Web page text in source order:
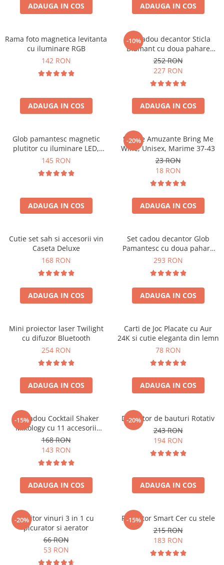
Cadouri Fete
Cadouri Haioase
Cadouri de Casa Noua
Cadouri Majorat
Cadouri pentru Bunici
Cadouri pentru Prieteni
Cel ce are tot
Cadouri Nunta si Cununie civila
Cani si Termosuri
Produse pentru Calatorie
Seturi de caligrafie
Cadouri Sfantul Alexandru
Cadouri Constantin si Elena
Cadouri Sfanta Maria
Cadouri Sfintii Mihail si Gavriil
ADAUGA IN COS ADAUGA IN COS
Rama foto magnetica levitanta
cu iluminare RGB
142 RON
ADAUGA IN COS
-10%
Set cadou decantor Sticla
Diamant cu doua pahare
Deluxe
252 RON
227 RON
ADAUGA IN COS
Glob pamantesc magnetic
plutitor cu iluminare LED,
Forma C
145 RON
ADAUGA IN COS
-20%
Sosete Amuzante Bring Me
Wine, Unisex, Marime 37-43
23 RON
18 RON
ADAUGA IN COS
Cutie set sah si accesorii vin
Caseta Deluxe
168 RON
ADAUGA IN COS
Set cadou decantor Glob
Pamantesc cu doua pahare
Deluxe
293 RON
ADAUGA IN COS
Mini proiector laser Twilight
cu difuzor Bluetooth
254 RON
ADAUGA IN COS
Carti de Joc Placate cu Aur
24K si cutie eleganta din lemn
78 RON
ADAUGA IN COS
-15%
Set cadou Cocktail Shaker
Mixology cu 11 accesorii
750ml Argintiu
168 RON
143 RON
ADAUGA IN COS
-20%
Decantor de bauturi Rotativ
243 RON
194 RON
ADAUGA IN COS
-20%
Racitor vinuri 3 in 1 cu
picurator si aerator
66 RON
53 RON
-15%
Proiector Smart Cer cu stele
215 RON
183 RON